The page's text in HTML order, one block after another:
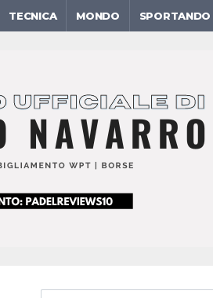
TECNICA MONDO SPORTANDO